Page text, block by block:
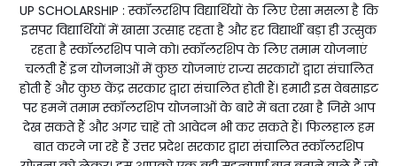
UP SCHOLARSHIP : स्कॉलरशिप विद्यार्थियों के लिए ऐसा मसला है कि
इसपर विद्यार्थियों में खासा उत्साह रहता है और हर विद्यार्थी बड़ा ही उत्सुक
रहता है स्कॉलरशिप पाने को। स्कॉलरशिप के लिए तमाम योजनाएं
चलती हैं इन योजनाओं में कुछ योजनाएं राज्य सरकारों द्वारा संचालित
होती हैं और कुछ केंद्र सरकार द्वारा संचालित होती हैं। हमारी इस वेबसाइट
पर हमनें तमाम स्कॉलरशिप योजनाओं के बारे में बता रखा है जिसे आप
देख सकते हैं और अगर चाहें तो आवेदन भी कर सकते हैं। फिलहाल हम
बात करने जा रहे हैं उत्तर प्रदेश सरकार द्वारा संचालित स्कॉलरशिप